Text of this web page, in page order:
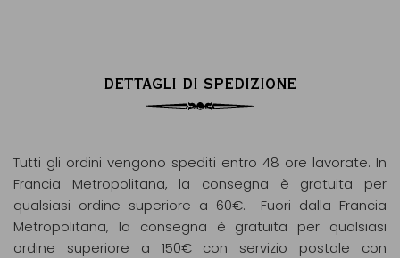
DETTAGLI DI SPEDIZIONE
Tutti gli ordini vengono spediti entro 48 ore lavorate. In
Francia Metropolitana, la consegna è gratuita per
qualsiasi ordine superiore a 60€. Fuori dalla Francia
Metropolitana, la consegna è gratuita per qualsiasi
ordine superiore a 150€ con servizio postale con